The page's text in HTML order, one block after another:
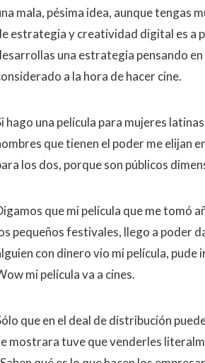
mala, pésima idea, aunque tengas
estrategia y creatividad digital es a
una estrategia pensando
a la hora de hacer cine.
hago una película para mujeres
que tienen el poder me elijan
los dos, porque son públicos
que mi película que me tomó
pequeños festivales, llego a poder
con dinero vio mi película,
mi película va a cines.
que en el deal de distribución
mostrara tuve que venderles